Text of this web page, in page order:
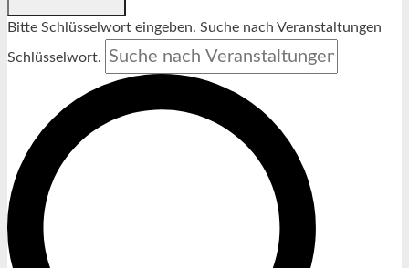
Bitte Schlüsselwort eingeben. Suche nach Veranstaltungen
Schlüsselwort.